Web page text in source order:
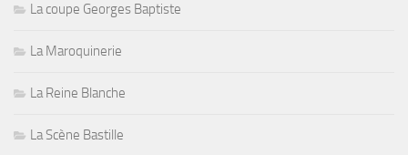
La coupe Georges Baptiste
La Maroquinerie
La Reine Blanche
La Scène Bastille